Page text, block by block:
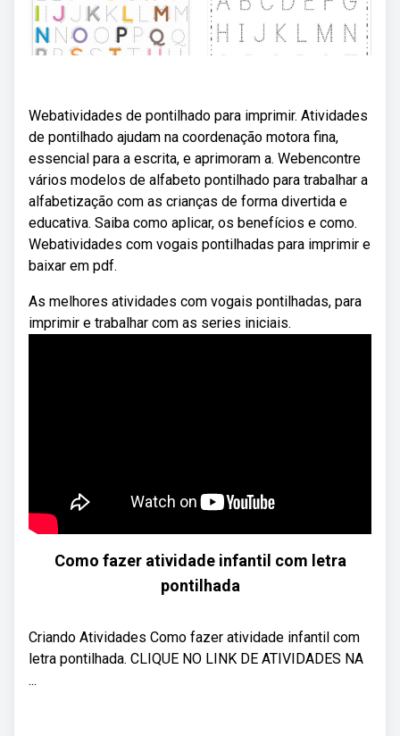
Webatividades de pontilhado para imprimir. Atividades
de pontilhado ajudam na coordenação motora fina,
essencial para a escrita, e aprimoram a. Webencontre
vários modelos de alfabeto pontilhado para trabalhar a
alfabetização com as crianças de forma divertida e
educativa. Saiba como aplicar, os benefícios e como.
Webatividades com vogais pontilhadas para imprimir e
baixar em pdf.
As melhores atividades com vogais pontilhadas, para
imprimir e trabalhar com as series iniciais.
Como fazer atividade infantil com letra
pontilhada
Criando Atividades Como fazer atividade infantil com
letra pontilhada. CLIQUE NO LINK DE ATIVIDADES NA
...